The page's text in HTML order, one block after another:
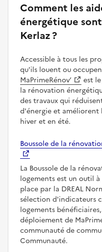
Comment les
énergétique
Kerlaz ?
Accessible à tous les
qu'ils louent ou
MaPrimeRénov’
est
la rénovation
des travaux qui
d'énergie et améliorent
hiver et en été.
Boussole de la
La Boussole de la
logements est un outil
place par la DREAL
sélection d'indicateurs
logements
déploiement de
communauté de
Communauté.